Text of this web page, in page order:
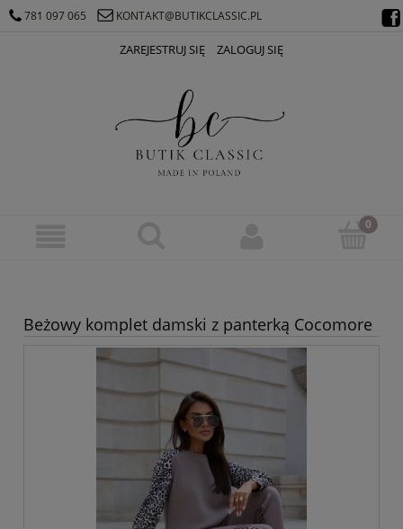
781 097 065 KONTAKT@BUTIKCLASSIC.PL
ZAREJESTRUJ SIĘ ZALOGUJ SIĘ
Beżowy komplet damski z panterką Cocomore